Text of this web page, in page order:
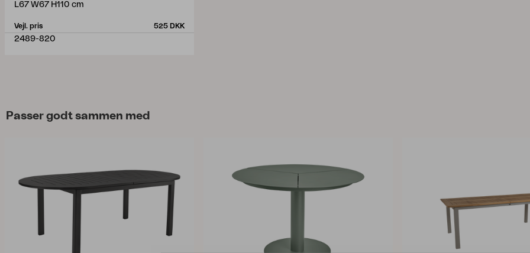
L67 W67 H110 cm
Vejl. pris 525 DKK
2489-820
Passer godt sammen med